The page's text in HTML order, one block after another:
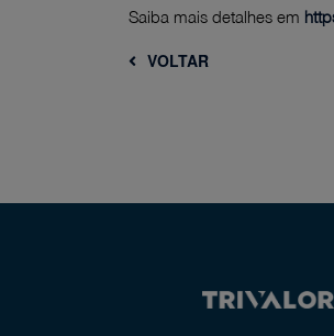
Saiba mais detalhes em
VOLTAR